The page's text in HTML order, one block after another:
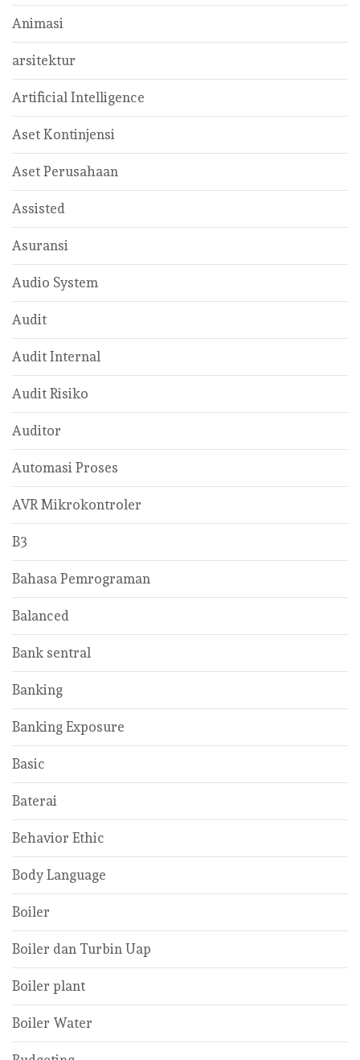
Animasi
arsitektur
Artificial Intelligence
Aset Kontinjensi
Aset Perusahaan
Assisted
Asuransi
Audio System
Audit
Audit Internal
Audit Risiko
Auditor
Automasi Proses
AVR Mikrokontroler
B3
Bahasa Pemrograman
Balanced
Bank sentral
Banking
Banking Exposure
Basic
Baterai
Behavior Ethic
Body Language
Boiler
Boiler dan Turbin Uap
Boiler plant
Boiler Water